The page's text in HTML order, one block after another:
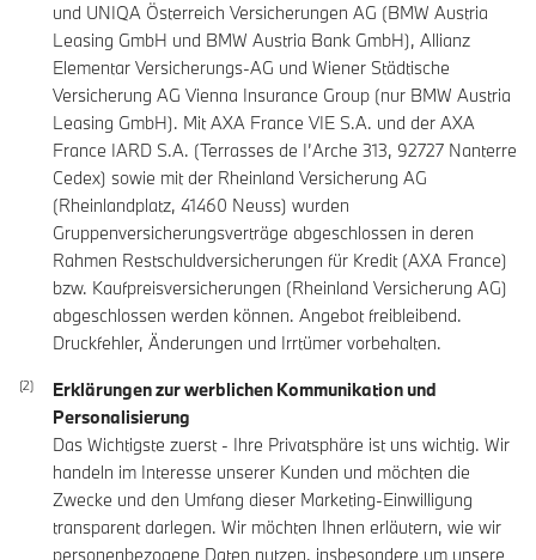
und UNIQA Österreich Versicherungen AG (BMW Austria
Leasing GmbH und BMW Austria Bank GmbH), Allianz
Elementar Versicherungs-AG und Wiener Städtische
Versicherung AG Vienna Insurance Group (nur BMW Austria
Leasing GmbH). Mit AXA France VIE S.A. und der AXA
France IARD S.A. (Terrasses de I’Arche 313, 92727 Nanterre
Cedex) sowie mit der Rheinland Versicherung AG
(Rheinlandplatz, 41460 Neuss) wurden
Gruppenversicherungsverträge abgeschlossen in deren
Rahmen Restschuldversicherungen für Kredit (AXA France)
bzw. Kaufpreisversicherungen (Rheinland Versicherung AG)
abgeschlossen werden können. Angebot freibleibend.
Druckfehler, Änderungen und Irrtümer vorbehalten.
Erklärungen zur werblichen Kommunikation und
Personalisierung
Das Wichtigste zuerst - Ihre Privatsphäre ist uns wichtig. Wir
handeln im Interesse unserer Kunden und möchten die
Zwecke und den Umfang dieser Marketing-Einwilligung
transparent darlegen. Wir möchten Ihnen erläutern, wie wir
personenbezogene Daten nutzen, insbesondere um unsere